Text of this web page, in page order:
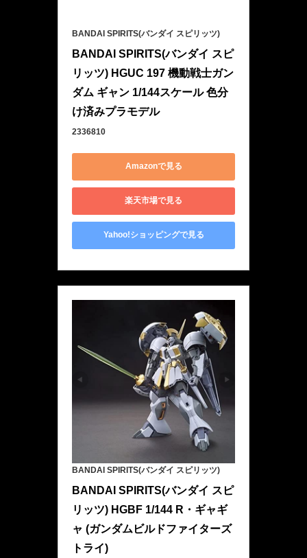
BANDAI SPIRITS(バンダイ スピリッツ)
BANDAI SPIRITS(バンダイ スピ
リッツ) HGUC 197 機動戦士ガン
ダム ギャン 1/144スケール 色分
け済みプラモデル
2336810
Amazonで見る
楽天市場で見る
Yahoo!ショッピングで見る
BANDAI SPIRITS(バンダイ スピリッツ)
BANDAI SPIRITS(バンダイ スピ
リッツ) HGBF 1/144 R・ギャギ
ャ (ガンダムビルドファイターズ
トライ)